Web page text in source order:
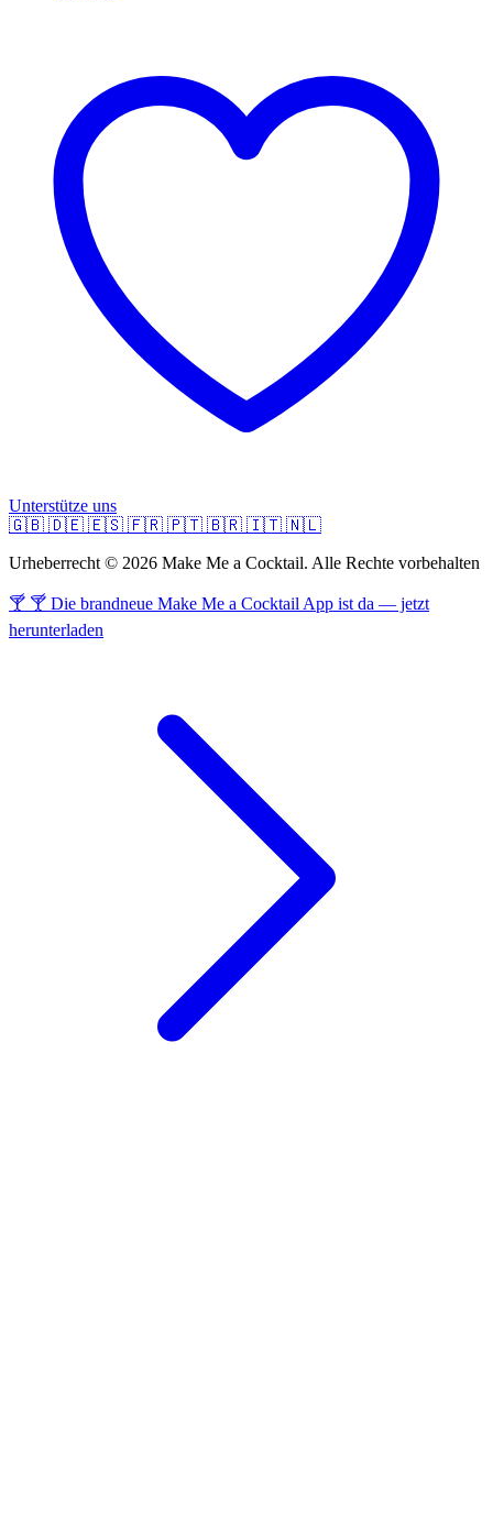
Unterstütze uns
🇬🇧 🇩🇪 🇪🇸 🇫🇷 🇵🇹 🇧🇷 🇮🇹 🇳🇱
Urheberrecht © 2026 Make Me a Cocktail. Alle Rechte vorbehalten
🍸 🍸 Die brandneue Make Me a Cocktail App ist da — jetzt
herunterladen